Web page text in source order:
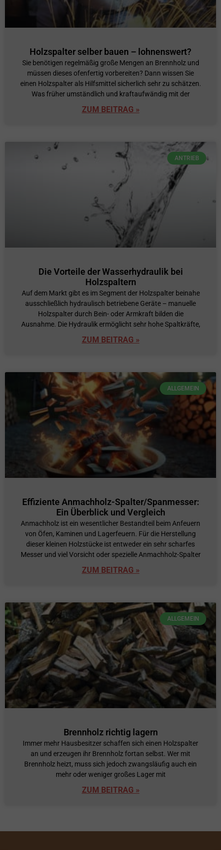
Holzspalter selber bauen – lohnenswert?
Sie benötigen regelmäßig große Mengen an Brennholz und
müssen dieses ofenfertig vorbereiten? Dann wissen Sie
einen Holzspalter als Hilfsmittel sicherlich sehr zu schätzen.
Was früher umständlich und kraftaufwändig mit der
ZUM BEITRAG »
ANTRIEB
Die Vorteile der Wasserhydraulik bei
Holzspaltern
Auf dem Markt gibt es im Segment der Holzspalter beinahe
ausschließlich hydraulisch betriebene Geräte – manuelle
Holzspalter durch Bein- oder Armkraft bilden die
Ausnahme. Die Hydraulik ermöglicht sehr hohe Spaltkräfte,
ZUM BEITRAG »
ALLGEMEIN
Effiziente Anmachholz-Spalter/Spanmesser:
Ein Überblick und Vergleich
Anmachholz ist ein wesentlicher Bestandteil beim Anfeuern
von Öfen, Kaminen und Lagerfeuern. Für die Herstellung
dieser kleinen Holzstücke ist entweder ein sehr scharfes
Messer und viel Vorsicht oder spezielle Anmachholz-Spalter
ZUM BEITRAG »
ALLGEMEIN
Brennholz richtig lagern
Immer mehr Hausbesitzer schaffen sich einen Holzspalter
an und erzeugen ihr Brennholz fortan selbst. Wer mit
Brennholz heizt, muss sich jedoch zwangsläufig auch ein
mehr oder weniger großes Lager mit
ZUM BEITRAG »